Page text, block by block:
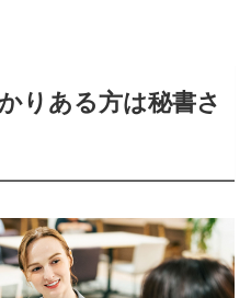
りある方は秘書さ